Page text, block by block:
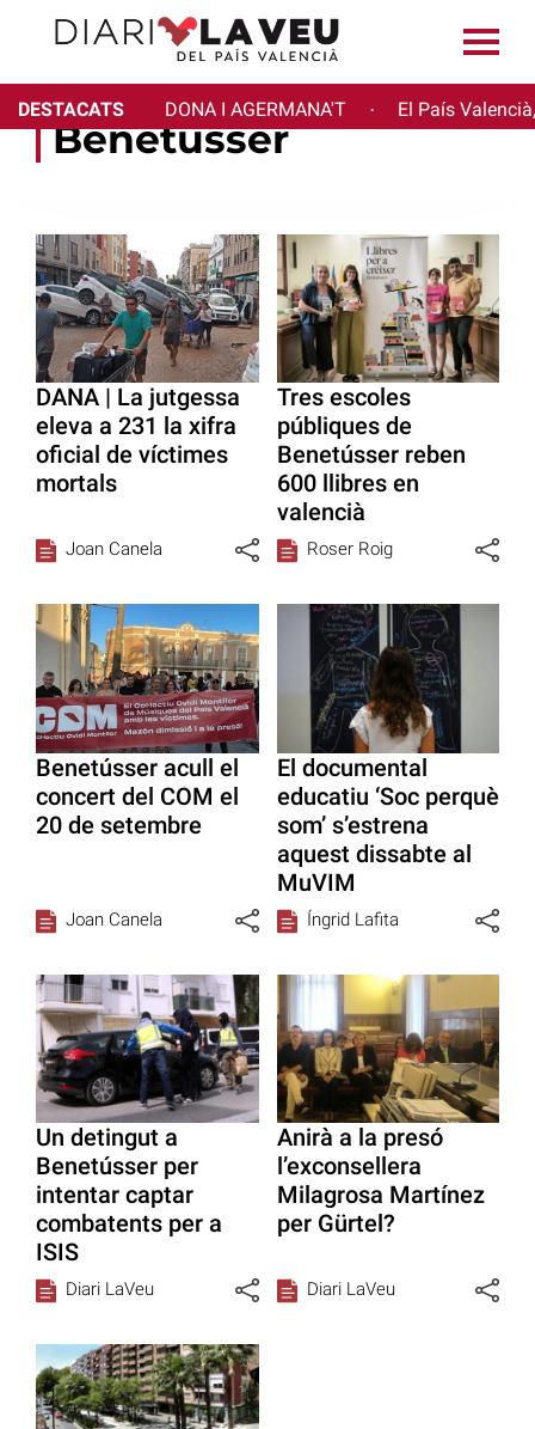
DESTACATS DONA I AGERMANA'T · El País
Benetússer
DANA | La jutgessa
eleva a 231 la xifra
oficial de víctimes
mortals
Joan Canela
Tres escoles
públiques de
Benetússer reben
600 llibres en
valencià
Roser Roig
Benetússer acull el
concert del COM el
20 de setembre
Joan Canela
El documental
educatiu ‘Soc perquè
som’ s’estrena
aquest dissabte al
MuVIM
Íngrid Lafita
Un detingut a
Benetússer per
intentar captar
combatents per a
ISIS
Diari LaVeu
Anirà a la presó
l’exconsellera
Milagrosa Martínez
per Gürtel?
Diari LaVeu